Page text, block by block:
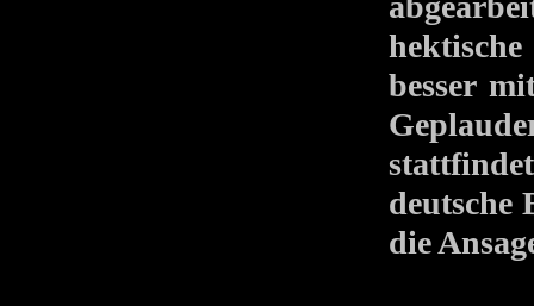
besser
deutsche
die